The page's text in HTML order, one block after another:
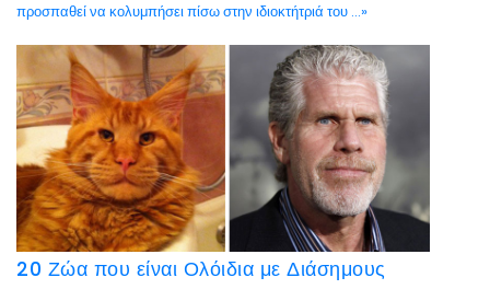
προσπαθεί να κολυμπήσει πίσω στην ιδιοκτήτριά του ...»
20 Ζώα που είναι Ολόιδια με Διάσημους